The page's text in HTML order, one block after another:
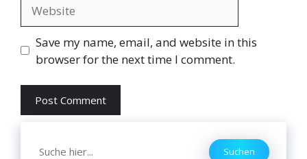
Save my name, email, and website in this
browser for the next time I comment.
Search Suchen